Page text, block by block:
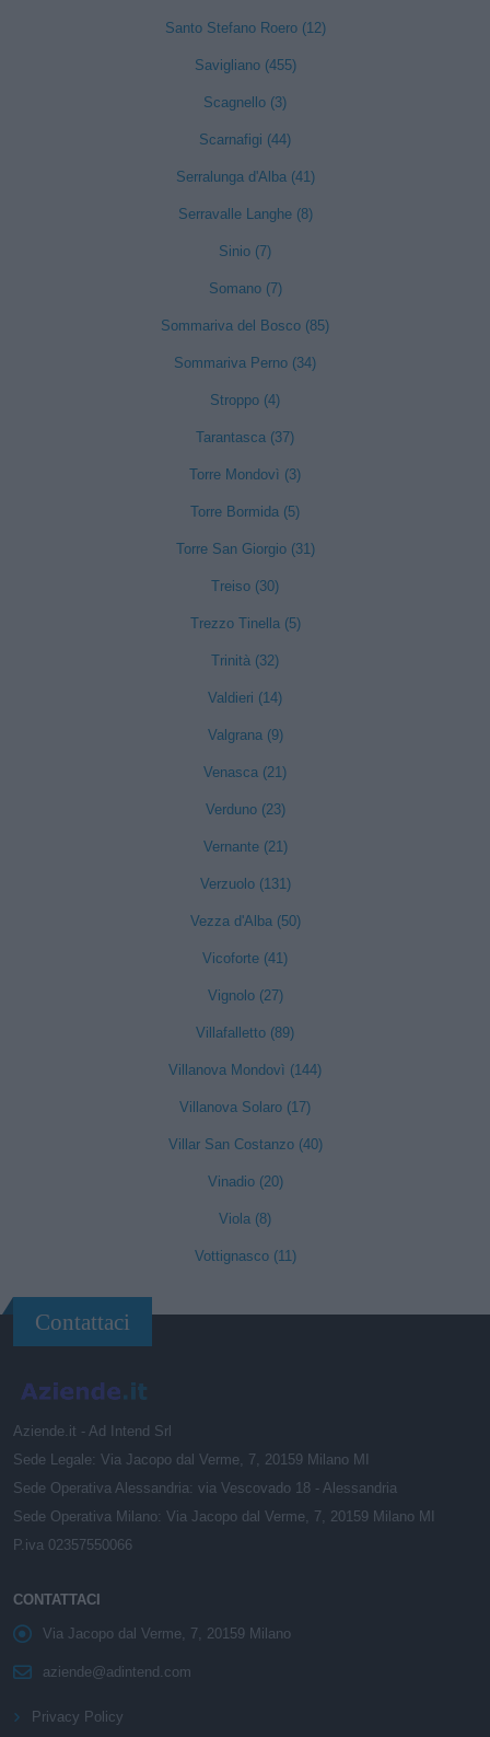
Santo Stefano Roero (12)
Savigliano (455)
Scagnello (3)
Scarnafigi (44)
Serralunga d'Alba (41)
Serravalle Langhe (8)
Sinio (7)
Somano (7)
Sommariva del Bosco (85)
Sommariva Perno (34)
Stroppo (4)
Tarantasca (37)
Torre Mondovì (3)
Torre Bormida (5)
Torre San Giorgio (31)
Treiso (30)
Trezzo Tinella (5)
Trinità (32)
Valdieri (14)
Valgrana (9)
Venasca (21)
Verduno (23)
Vernante (21)
Verzuolo (131)
Vezza d'Alba (50)
Vicoforte (41)
Vignolo (27)
Villafalletto (89)
Villanova Mondovì (144)
Villanova Solaro (17)
Villar San Costanzo (40)
Vinadio (20)
Viola (8)
Vottignasco (11)
Contattaci
Aziende.it - Ad Intend Srl
Sede Legale: Via Jacopo dal Verme, 7, 20159 Milano MI
Sede Operativa Alessandria: via Vescovado 18 - Alessandria
Sede Operativa Milano: Via Jacopo dal Verme, 7, 20159 Milano MI
P.iva 02357550066
CONTATTACI
Via Jacopo dal Verme, 7, 20159 Milano
aziende@adintend.com
Privacy Policy